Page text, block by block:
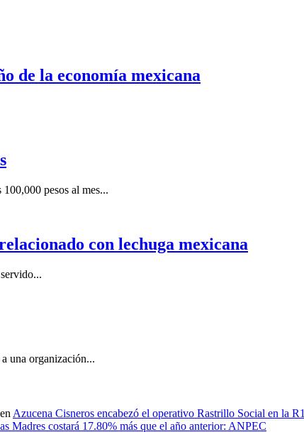
de la economía mexicana
pesos al mes...
con lechuga mexicana
una organización...
en Azucena Cisneros encabezó el operativo Rastrillo Social en la R1
Madres costará 17.80% más que el año anterior: ANPEC